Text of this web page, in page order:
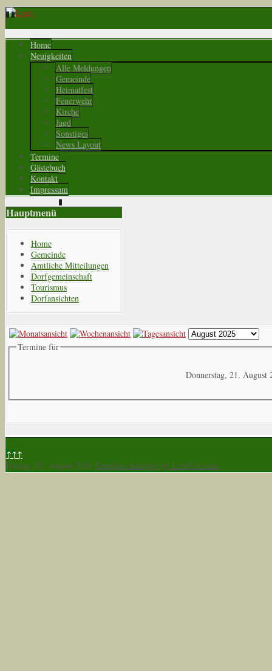
Home
Neuigkeiten
Alle Meldungen
Gemeinde
Heimatfest
Feuerwehr
Kirche
Jagd
Sonstiges
News Layout
Termine
Gästebuch
Kontakt
Impressum
Hauptmenü
Home
Gemeinde
Amtliche Mitteilungen
Dorfgemeinschaft
Tourismus
Dorfansichten
Termine für
Donnerstag, 21. August
↑↑↑
Freitag, 07. August 2026 Template designed by LernVid.com